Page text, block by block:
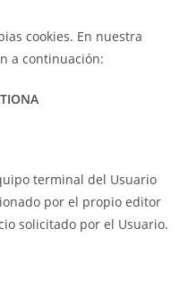
cookies. En nuestra
a continuación:
terminal del Usuario
por el propio editor
solicitado por el Usuario.